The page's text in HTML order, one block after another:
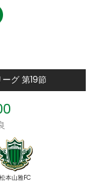
グ 第19節
松本山雅FC